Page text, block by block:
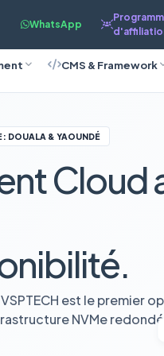
WhatsApp
CMS & Framework
: DOUALA & YAOUNDÉ
Cloud
est le premier
NVMe